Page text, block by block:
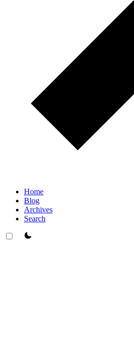
Home
Blog
Archives
Search
theme switcher